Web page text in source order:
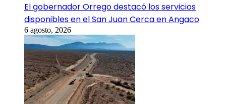
El gobernador Orrego destacó los servicios
disponibles en el San Juan Cerca en Angaco
6 agosto, 2026